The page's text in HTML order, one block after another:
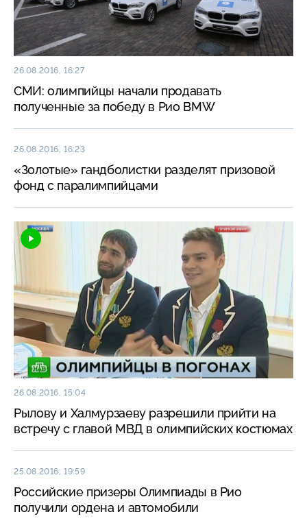
26.08.2016, 16:27
СМИ: олимпийцы начали продавать
полученные за победу в Рио BMW
26.08.2016, 16:23
«Золотые» гандболистки разделят призовой
фонд с паралимпийцами
26.08.2016, 15:04
Рылову и Халмурзаеву разрешили прийти на
встречу с главой МВД в олимпийских костюмах
25.08.2016, 19:59
Российские призеры Олимпиады в Рио
получили ордена и автомобили